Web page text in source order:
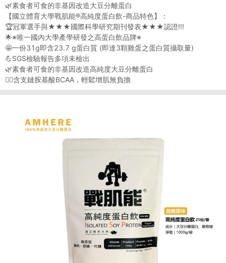
🌿素食者可食的非基因改造大豆分離蛋白
【國立體育大學戰肌能®高純度蛋白飲-商品特色】：
🏆冠軍選手與★★★國際科學研究期刊發表★★★認證!!!
🌟※唯一國內大學產學研發之高蛋白飲品牌※
🤩一份31g即含23.7 g蛋白質 (即達3顆雞蛋之蛋白質攝取量)
💪SGS檢驗報告多項未檢出
🌿素食者可食的非基因改造高純度大豆分離蛋白
🤸‍♂含支鏈胺基酸BCAA，輕鬆增肌無負擔